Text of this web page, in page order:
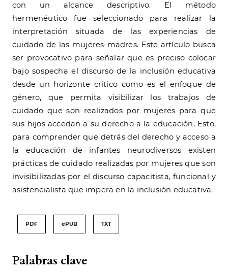
Palabras clave
con un alcance descriptivo. El método
hermenéutico fue seleccionado para realizar la
interpretación situada de las experiencias de
cuidado de las mujeres-madres. Este artículo busca
ser provocativo para señalar que es preciso colocar
bajo sospecha el discurso de la inclusión educativa
desde un horizonte crítico como es el enfoque de
género, que permita visibilizar los trabajos de
cuidado que son realizados por mujeres para que
sus hijos accedan a su derecho a la educación. Esto,
para comprender que detrás del derecho y acceso a
la educación de infantes neurodiversos existen
prácticas de cuidado realizadas por mujeres que son
invisibilizadas por el discurso capacitista, funcional y
asistencialista que impera en la inclusión educativa.
PDF ePUB TXT